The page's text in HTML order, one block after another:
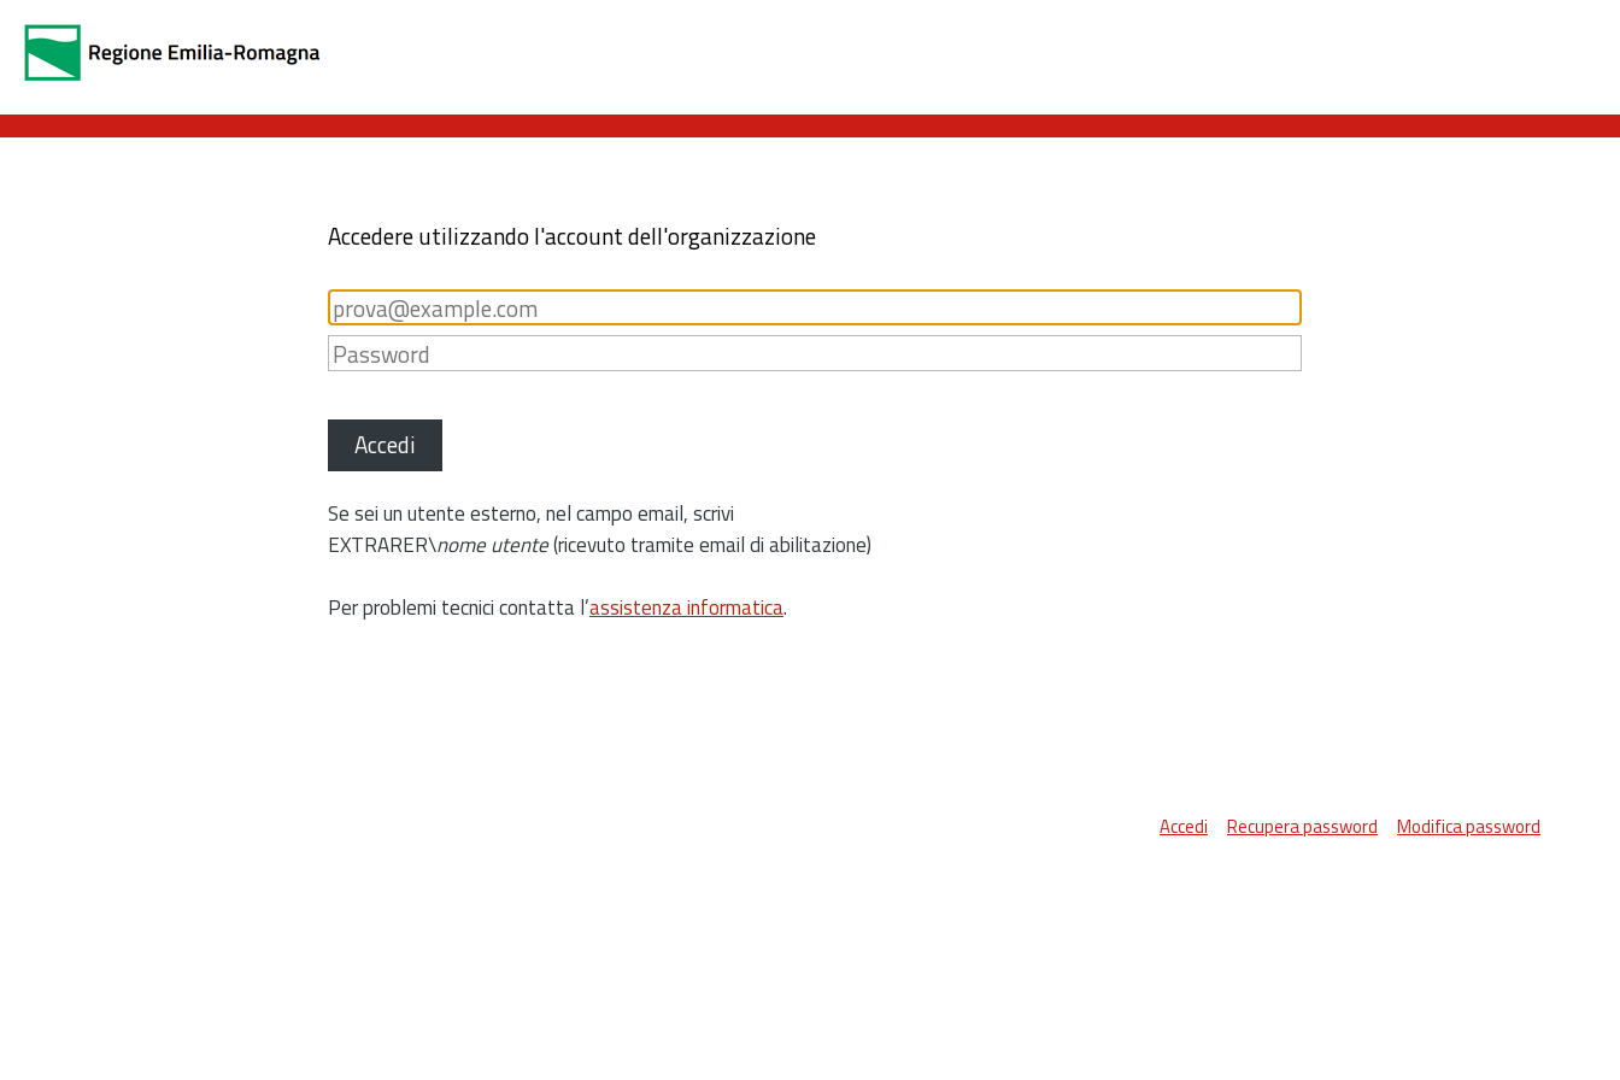
Accedere utilizzando l'account dell'organizzazione
Accedi
Se sei un utente esterno, nel campo email, scrivi
EXTRARER\nome utente(ricevuto tramite email di abilitazione)
Per problemi tecnici contatta l’assistenza informatica.
Accedi Recupera password Modifica password